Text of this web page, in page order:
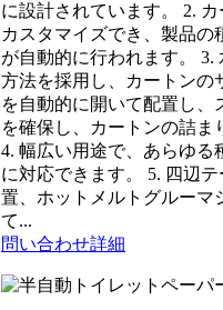
に設計されています。 2.
カスタマイズでき、製品の
が自動的に行われます。 3.
方法を採用し、カートンの
を自動的に開いて配置し、
を確保し、カートンの詰ま
4. 幅広い用途で、あらゆる
に対応できます。 5. 四辺
置、ホットメルトグルーマ
て...
問い合わせ詳細